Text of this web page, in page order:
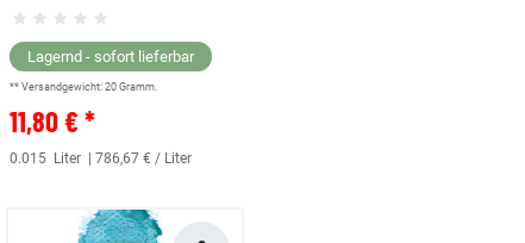
Lagernd - sofort lieferbar
** Versandgewicht: 20 Gramm.
11,80 € *
0.015 Liter | 786,67 € / Liter